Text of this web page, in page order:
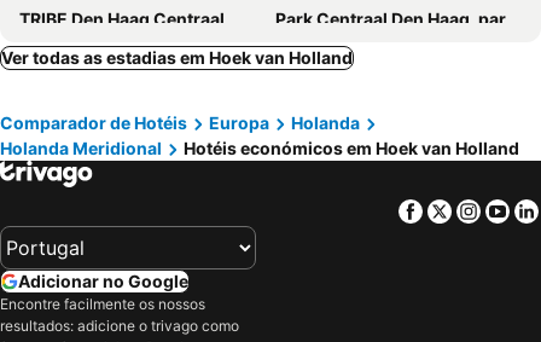
TRIBE Den Haag Centraal
Park Centraal Den Haag, part of Sircle Collection
Novotel Rotterdam-Schiedam Best Western Hotel Den Haag
Riva hotel Den Haag - Delft
easyHotel The Hague City Centre
Shanghai Hotel Holland
Andante Hotel
easyHotel The Hague Scheveningen Beach
Ramada The Hague Scheveningen
The Social Hub Delft
Hotel Cafe The Windmill
The Social Hub The Hague
WestCord Hotel Delft
Ver todas as estadias em Hoek van Holland
Comparador de Hotéis Europa
Holanda
Holanda Meridional
Hotéis económicos em Hoek van Holland
Facebook
Twitter
Adicionar no Google
Encontre facilmente os nossos
resultados: adicione o trivago como